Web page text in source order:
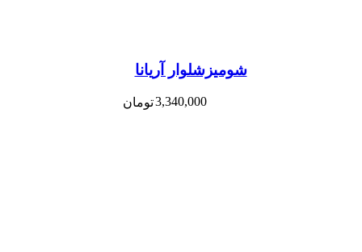
شومیزشلوار آریانا
تومان3,340,000